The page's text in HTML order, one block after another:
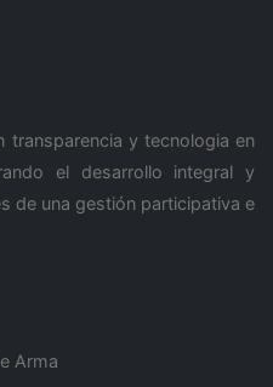
transparencia y tecnologia en
el desarrollo integral y
de una gestión participativa e
Arma